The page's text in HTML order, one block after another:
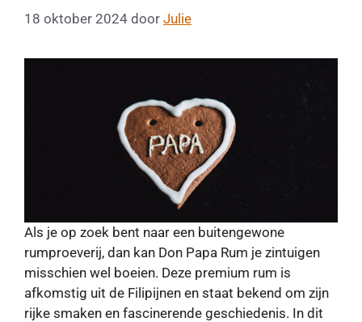
18 oktober 2024 door Julie
Als je op zoek bent naar een buitengewone
rumproeverij, dan kan Don Papa Rum je zintuigen
misschien wel boeien. Deze premium rum is
afkomstig uit de Filipijnen en staat bekend om zijn
rijke smaken en fascinerende geschiedenis. In dit